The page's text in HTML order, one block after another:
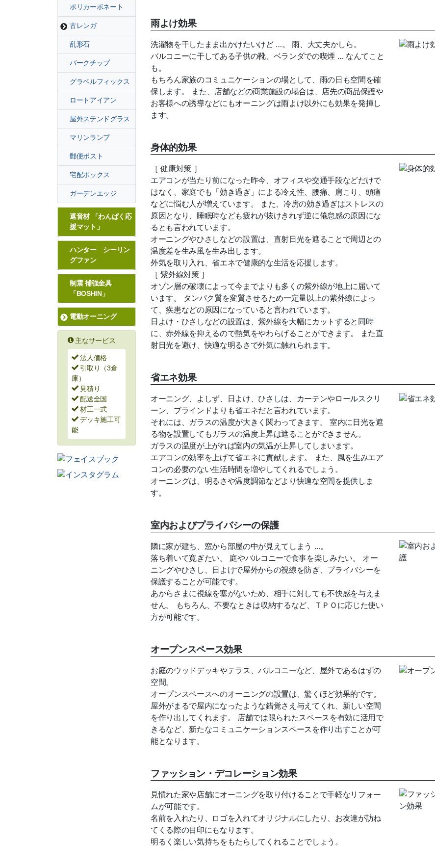
ポリカーボネート
古レンガ
乱形石
バークチップ
グラベルフィックス
ロートアイアン
屋外ステンドグラス
マリンランプ
郵便ポスト
宅配ボックス
ガーデンエッジ
遮音材 「わんぱく応
援マット」
ハンター シーリン
グファン
制震 補強金具
「BOSHIN」
電動オーニング
主なサービス
法人価格
引取り（3倉
庫）
見積り
配送全国
材工一式
デッキ施工可
能
雨よけ効果
洗濯物を干したまま出かけたいけど …。 雨、大丈夫かしら。
バルコニーに干してある子供の靴、ベランダでの喫煙 … なんてこと
も。
もちろん家族のコミュニケーションの場として、雨の日も空間を確
保します。 また、店舗などの商業施設の場合は、店先の商品保護や
お客様への誘導などにもオーニングは雨よけ以外にも効果を発揮し
ます。
身体的効果
［ 健康対策 ］
エアコンが当たり前になった昨今、オフィスや交通手段などだけで
はなく、家庭でも「効き過ぎ」による冷え性、腰痛、肩こり、頭痛
などに悩む人が増えています。 また、冷房の効き過ぎはストレスの
原因となり、睡眠時なども疲れが抜けきれず逆に倦怠感の原因にな
るとも言われています。
オーニングやひさしなどの設置は、直射日光を遮ることで周辺との
温度差を生み風を生み出します。
外気を取り入れ、省エネで健康的な生活を応援します。
［ 紫外線対策 ］
オゾン層の破壊によって今までよりも多くの紫外線が地上に届いて
います。 タンパク質を変質させるため一定量以上の紫外線によっ
て、疾患などの原因になっていると言われています。
日よけ・ひさしなどの設置は、紫外線を大幅にカットすると同時
に、赤外線を抑えるので熱気をやわらげることができます。 また直
射日光を避け、快適な明るさで外気に触れられます。
省エネ効果
オーニング、よしず、日よけ、ひさしは、カーテンやロールスクリ
ーン、ブラインドよりも省エネだと言われています。
それには、ガラスの温度が大きく関わってきます。 室内に日光を遮
る物を設置してもガラスの温度上昇は遮ることができません。
ガラスの温度が上がれば室内の気温が上昇してしまいます。
エアコンの効率を上げて省エネに貢献します。 また、風を生みエア
コンの必要のない生活時間を増やしてくれるでしょう。
オーニングは、明るさや温度調節などより快適な空間を提供しま
す。
室内およびプライバシーの保護
隣に家が建ち、窓から部屋の中が見えてしまう …。
落ち着いて寛ぎたい。 庭やバルコニーで食事を楽しみたい。 オー
ニングやひさし、日よけで屋外からの視線を防ぎ、プライバシーを
保護することが可能です。
あからさまに視線を塞がないため、相手に対しても不快感を与えま
せん。 もちろん、不要なときは収納するなど、ＴＰＯに応じた使い
方が可能です。
オープンスペース効果
お庭のウッドデッキやテラス、バルコニーなど、屋外であるはずの
空間。
オープンスペースへのオーニングの設置は、驚くほど効果的です。
屋外がまるで屋内になったような錯覚さえ与えてくれ、新しい空間
を作り出してくれます。 店舗では限られたスペースを有効に活用で
きるなど、新たなコミュニケーションスペースを作り出すことが可
能となります。
ファッション・デコレーション効果
見慣れた家や店舗にオーニングを取り付けることで手軽なリフォー
ムが可能です。
名前を入れたり、ロゴを入れてオリジナルにしたり、お友達が訪ね
てくる際の目印にもなります。
明るく楽しい気持ちをもたらしてくれることでしょう。